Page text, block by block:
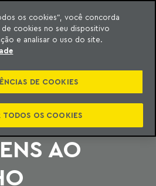
AO
os cookies”, você concorda
cookies no seu dispositivo
e analisar o uso do site.
DE COOKIES
TODOS OS COOKIES